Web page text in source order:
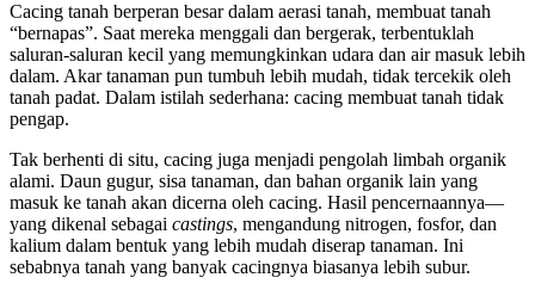
Cacing tanah berperan besar dalam aerasi tanah, membuat tanah
“bernapas”. Saat mereka menggali dan bergerak, terbentuklah
saluran-saluran kecil yang memungkinkan udara dan air masuk lebih
dalam. Akar tanaman pun tumbuh lebih mudah, tidak tercekik oleh
tanah padat. Dalam istilah sederhana: cacing membuat tanah tidak
pengap.
Tak berhenti di situ, cacing juga menjadi pengolah limbah organik
alami. Daun gugur, sisa tanaman, dan bahan organik lain yang
masuk ke tanah akan dicerna oleh cacing. Hasil pencernaannya—
yang dikenal sebagai castings, mengandung nitrogen, fosfor, dan
kalium dalam bentuk yang lebih mudah diserap tanaman. Ini
sebabnya tanah yang banyak cacingnya biasanya lebih subur.